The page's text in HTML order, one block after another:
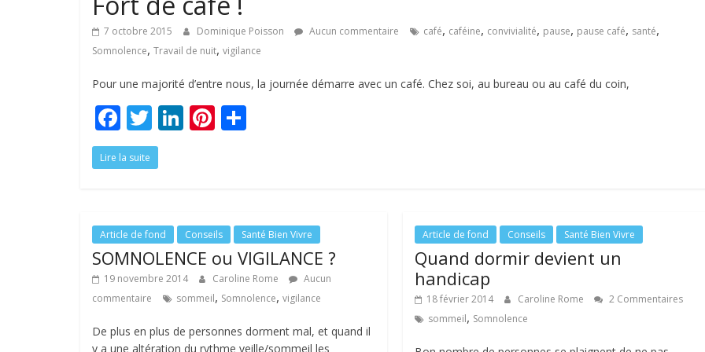
7 octobre 2015 Dominique Poisson Aucun commentaire café, caféine, convivialité, pause, pause café, santé,
Somnolence, Travail de nuit, vigilance
Pour une majorité d’entre nous, la journée démarre avec un café. Chez soi, au bureau ou au café du coin,
F
ac
e
o
o
k
T
w
itt
Li
dI
n
Pi
st er
Lire la suite
Article de fond Conseils Santé Bien Vivre
SOMNOLENCE ou VIGILANCE ?
19 novembre 2014 Caroline Rome
Aucun
commentaire
sommeil, Somnolence, vigilance
De plus en plus de personnes dorment mal, et quand il
y a une altération du rythme veille/sommeil les
Article de fond Conseils Santé Bien Vivre
Quand dormir devient un
handicap
18 février 2014 Caroline Rome
2 Commentaires
sommeil, Somnolence